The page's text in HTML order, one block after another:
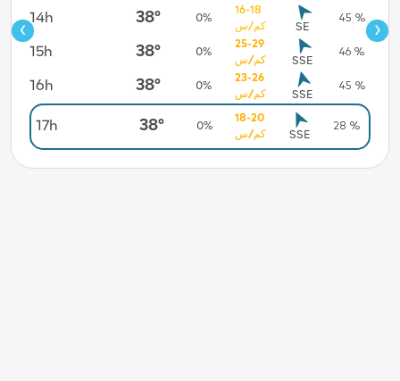
% 14h 38° 0%
16-18
كم/س
SE
45 %
15h 38° 0%
25-29
كم/س
SSE
46 %
16h 38° 0%
23-26
كم/س
SSE
45 %
17h 38° 0%
18-20
كم/س
SSE
28 %
20h
‹ ›